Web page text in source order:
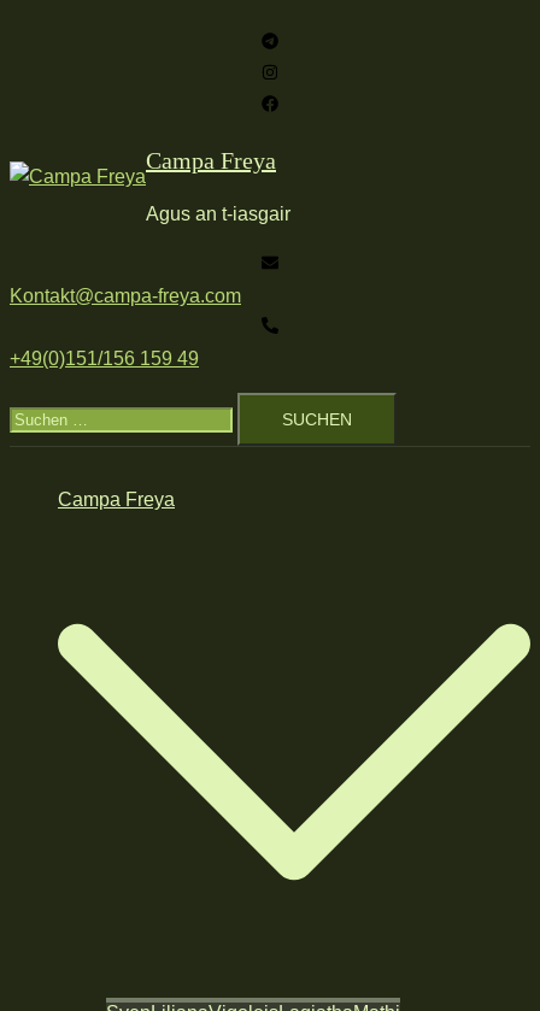
Campa Freya
Agus an t-iasgair
Kontakt@campa-freya.com
+49(0)151/156 159 49
Suchen
nach:
Campa Freya